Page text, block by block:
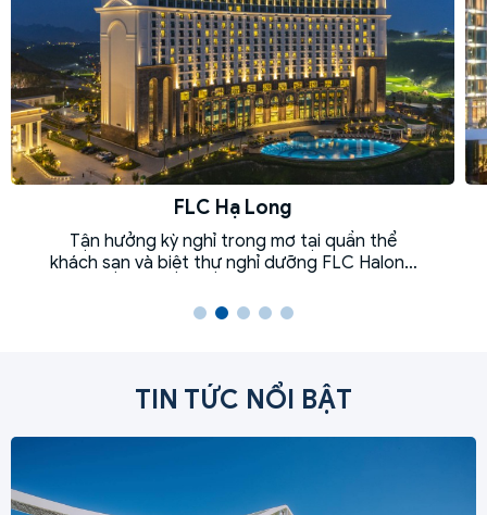
FLC Hạ Long
Tận hưởng kỳ nghỉ trong mơ tại quần thể
khách sạn và biệt thự nghỉ dưỡng FLC Halong
Long, nơi cảnh quan thiên nhiên và trải nghiệm
thưởng Khách sạn hội nghị hàng đầu châu Á tại
World Travel Award 2019, 2020 & 2022.
TIN TỨC NỔI BẬT